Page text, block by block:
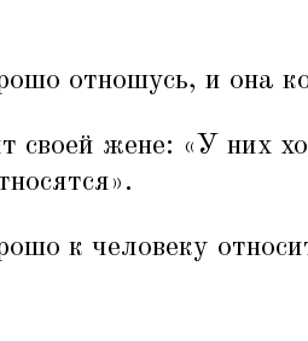
отношусь, и она
своей жене: « У них
к человеку